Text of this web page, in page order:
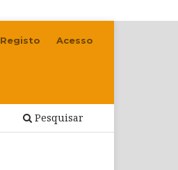
Pesquisar
Registo Acesso